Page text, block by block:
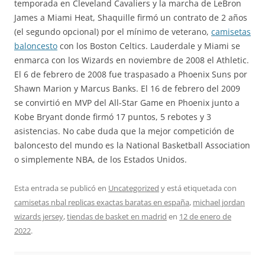
temporada en Cleveland Cavaliers y la marcha de LeBron
James a Miami Heat, Shaquille firmó un contrato de 2 años
(el segundo opcional) por el mínimo de veterano, camisetas
baloncesto con los Boston Celtics. Lauderdale y Miami se
enmarca con los Wizards en noviembre de 2008 el Athletic.
El 6 de febrero de 2008 fue traspasado a Phoenix Suns por
Shawn Marion y Marcus Banks. El 16 de febrero del 2009
se convirtió en MVP del All-Star Game en Phoenix junto a
Kobe Bryant donde firmó 17 puntos, 5 rebotes y 3
asistencias. No cabe duda que la mejor competición de
baloncesto del mundo es la National Basketball Association
o simplemente NBA, de los Estados Unidos.
Esta entrada se publicó en Uncategorized y está etiquetada con
camisetas nbal replicas exactas baratas en españa, michael jordan
wizards jersey,tiendas de basket en madrid en 12 de enero de
2022.